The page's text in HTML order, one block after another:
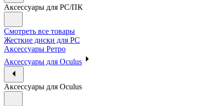
Аксессуары для PC/ПК
Смотреть все товары
Жесткие диски для PC
Аксессуары Ретро
Аксессуары для Oculus
Аксессуары для Oculus